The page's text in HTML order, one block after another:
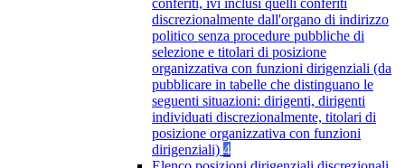
conferiti, ivi inclusi quelli conferiti
discrezionalmente dall'organo di indirizzo
politico senza procedure pubbliche di
selezione e titolari di posizione
organizzativa con funzioni dirigenziali (da
pubblicare in tabelle che distinguano le
seguenti situazioni: dirigenti, dirigenti
individuati discrezionalmente, titolari di
posizione organizzativa con funzioni
dirigenziali) 4